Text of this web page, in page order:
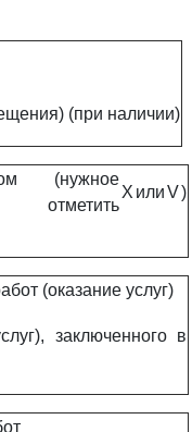
(при наличии)
(нужное
отметить
X илиV)
(оказание услуг)
заключенного в